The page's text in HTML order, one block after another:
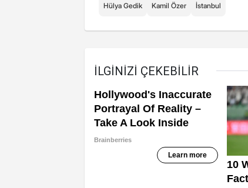
Hülya Gedik Kamil Özer İstanbul